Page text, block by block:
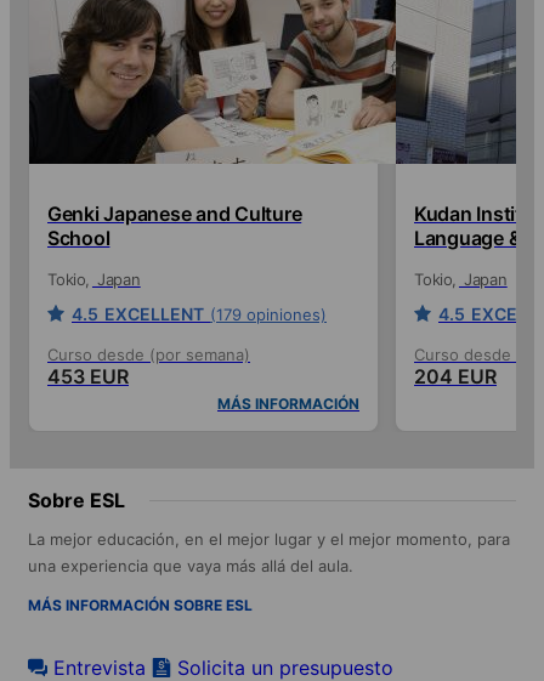
Genki Japanese and Culture
School
Tokio Japan
4.5 EXCELLENT (179 opiniones)
Curso desde (por semana)
453 EUR
MÁS INFORMACIÓN
Kudan
Language &
Tokio Japan
4.5
Curso desde
204 EUR
Sobre ESL
La mejor educación, en el mejor lugar y el mejor momento, para
una experiencia que vaya más allá del aula.
MÁS INFORMACIÓN SOBRE ESL
Entrevista Solicita un presupuesto